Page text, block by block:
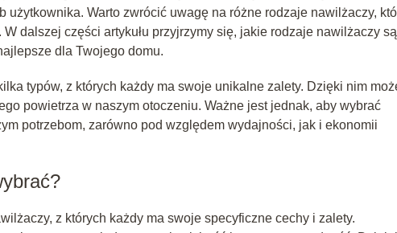
użytkownika. Warto zwrócić uwagę na różne rodzaje nawilżaczy,
dalszej części artykułu przyjrzymy się, jakie rodzaje nawilżaczy są
dla Twojego domu.
typów, z których każdy ma swoje unikalne zalety. Dzięki nim
powietrza w naszym otoczeniu. Ważne jest jednak, aby wybrać
potrzebom, zarówno pod względem wydajności, jak i ekonomii
z których każdy ma swoje specyficzne cechy i zalety.